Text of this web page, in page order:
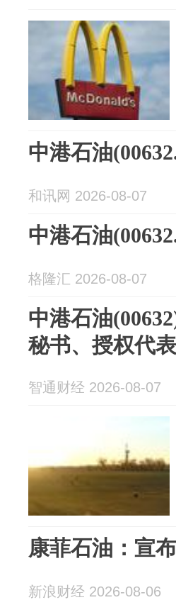
中港石油
和讯网 2026-08-07
中港石油
格隆汇 2026-08-07
中港石油
秘书、授权代
智通财经 2026-08-07
康菲石油：宣
新浪财经 2026-08-06